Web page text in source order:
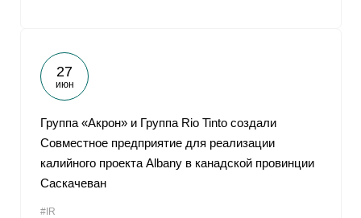
27
июн
Группа «Акрон» и Группа Rio Tinto создали
Совместное предприятие для реализации
калийного проекта Albany в канадской провинции
Саскачеван
#IR